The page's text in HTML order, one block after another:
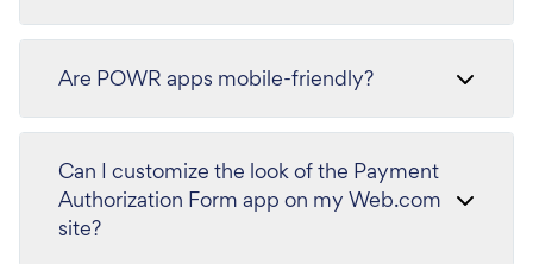
Are POWR apps mobile-friendly?
Can I customize the look of the Payment
Authorization Form app on my Web.com
site?